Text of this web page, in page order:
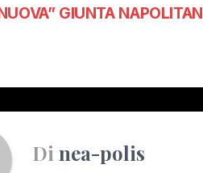
GIUNTA
Di nea-polis